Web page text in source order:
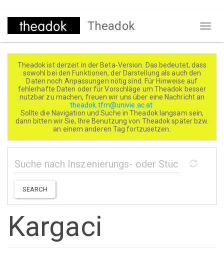
Direkt
Theadok
Theadok ist derzeit in der Beta-Version. Das bedeutet, dass
sowohl bei den Funktionen, der Darstellung als auch den
Daten noch Anpassungen nötig sind. Für Hinweise auf
fehlerhafte Daten oder für Vorschläge um Theadok besser
nutzbar zu machen, freuen wir uns über eine Nachricht an
theadok.tfm@univie.ac.at
Sollte die Navigation und Suche in Theadok langsam sein,
dann bitten wir Sie, Ihre Benutzung von Theadok später bzw.
an einem anderen Tag fortzusetzen.
SEARCH
Kargaci